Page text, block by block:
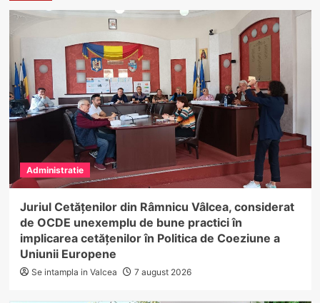
Administratie
Juriul Cetățenilor din Râmnicu Vâlcea, considerat
de OCDE unexemplu de bune practici în
implicarea cetățenilor în Politica de Coeziune a
Uniunii Europene
Se intampla in Valcea 7 august 2026